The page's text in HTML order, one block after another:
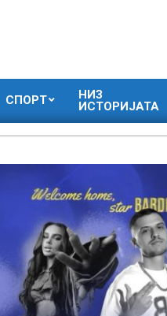
СПОРТ
НИЗ
ИСТОРИЈАТА